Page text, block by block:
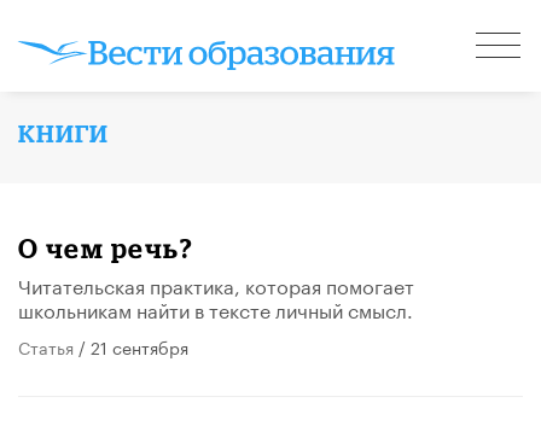
КНИГИ
О чем речь?
Читательская практика, которая помогает
школьникам найти в тексте личный смысл.
Статья / 21 сентября